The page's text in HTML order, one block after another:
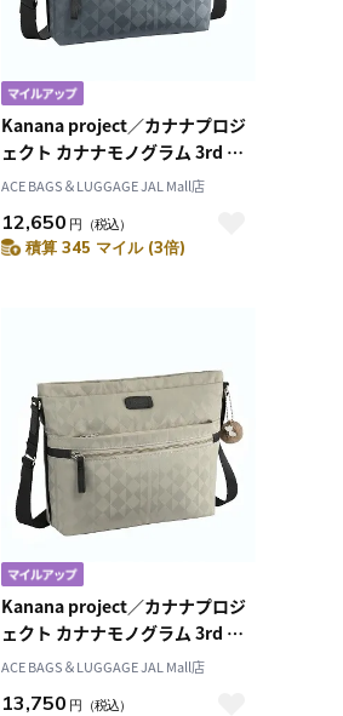
Kanana project／カナナプロジ
ェクト カナナモノグラム 3rd シ
ョルダーバッグ 11911
ACE BAGS＆LUGGAGE JAL Mall店
12,650 円 （税込）
積算 345 マイル (3倍)
Kanana project／カナナプロジ
ェクト カナナモノグラム 3rd シ
ョルダーバッグ 11912
ACE BAGS＆LUGGAGE JAL Mall店
13,750 円 （税込）